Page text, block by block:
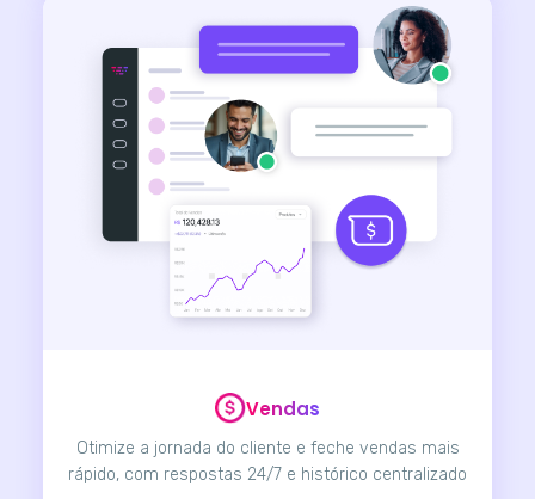
Vendas
Otimize a jornada do cliente e feche vendas mais
rápido, com respostas 24/7 e histórico centralizado